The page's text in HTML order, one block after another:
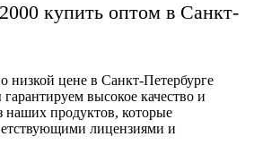
купить оптом в Санкт-
цене в Санкт-Петербурге
высокое качество и
наших продуктов, которые
лицензиями и